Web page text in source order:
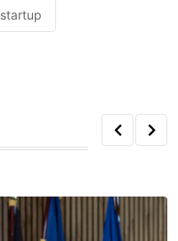
startup